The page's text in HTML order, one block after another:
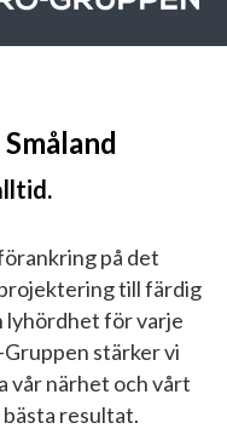
på det
till färdig
lyhördhet för varje
Gruppen stärker vi
vår närhet och vårt
resultat.